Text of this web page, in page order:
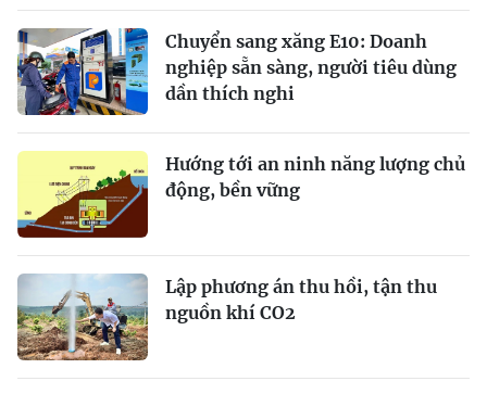
Chuyển sang xăng E10: Doanh
nghiệp sẵn sàng, người tiêu dùng
dần thích nghi
Hướng tới an ninh năng lượng chủ
động, bền vững
Lập phương án thu hồi, tận thu
nguồn khí CO2